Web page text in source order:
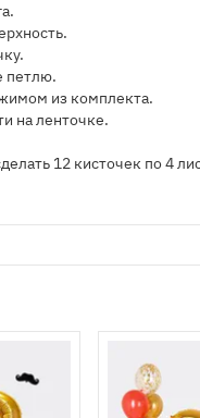
петлю.
из комплекта.
на ленточке.
12 кисточек по 4